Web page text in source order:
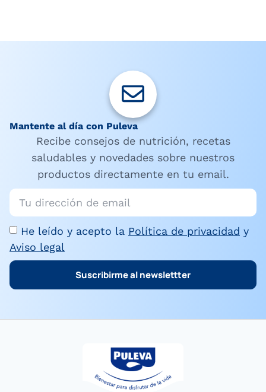
Mantente al día con Puleva
Recibe consejos de nutrición, recetas
saludables y novedades sobre nuestros
productos directamente en tu email.
He leído y acepto la Política de privacidad y
Aviso legal
Suscribirme al newslettter